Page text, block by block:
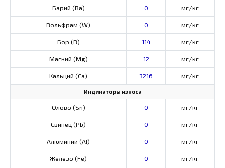
Барий (Ва) 0 мг/кг
Вольфрам (W) 0 мг/кг
Бор (В) 114 мг/кг
Магний (Mg) 12 мг/кг
Кальций (Са) 3216 мг/кг
Индикаторы износа
Олово (Sn) 0 мг/кг
Свинец (Pb) 0 мг/кг
Алюминий (AI) 0 мг/кг
Железо (Fe) 0 мг/кг